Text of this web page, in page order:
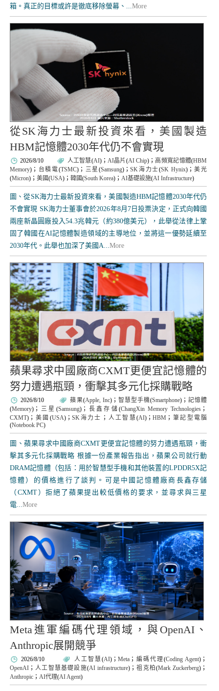
箱。真正的目標或許是徹底移除螢幕、...More
從SK海力士最新投資來看，美國製造
HBM記憶體2030年代仍不會實現
2026/8/10 人工智慧(AI)； AI晶片 (AI Chip)； 高頻寬記憶體(HBM
Memory)； 台積電(TSMC)； 三星(Samsung)；SK海力士(SK Hynix)； 美光
(Micron)； 美國(USA)； 韓國(South Korea)； AI基礎設施(AI Infrastructure)
圖、從SK海力士最新投資來看，美國製造HBM記憶體2030年代仍
不會實現 SK海力士董事會於2026年8月7日投票決定，正式向韓國
兩座新晶圓廠投入54.3兆韓元（約380億美元），此舉從法律上鞏
固了韓國在AI記憶體製造領域的主導地位，並將這一優勢延續至
2030年代。此舉也加深了美國A...More
蘋果尋求中國廠商CXMT更便宜記憶體的
努力遭遇瓶頸，衝擊其多元化採購戰略
2026/8/10 蘋果(Apple, Inc)； 智慧型手機(Smartphone)； 記憶體
(Memory)； 三星 (Samsung)； 長鑫存儲 (ChangXin Memory Technologies ；
CXMT)； 美國 (USA)； SK海力士 ； 人工智慧(AI)； HBM ； 筆記型電腦
(Notebook PC)
圖、蘋果尋求中國廠商CXMT更便宜記憶體的努力遭遇瓶頸，衝
擊其多元化採購戰略 根據一份產業報告指出，蘋果公司就行動
DRAM記憶體（包括：用於智慧型手機和其他裝置的LPDDR5X記
憶體）的價格進行了談判。可是中國記憶體廠商長鑫存儲
（CXMT）拒絕了蘋果提出較低價格的要求，並尋求與三星
電...More
Meta進軍編碼代理領域，與OpenAI、
Anthropic展開競爭
2026/8/10 人工智慧(AI)； Meta； 編碼代理(Coding Agent)；
OpenAI ； 人工智慧基礎設施(AI infrastructure)； 祖克柏(Mark Zuckerberg)；
Anthropic ； AI代理(AI Agent)